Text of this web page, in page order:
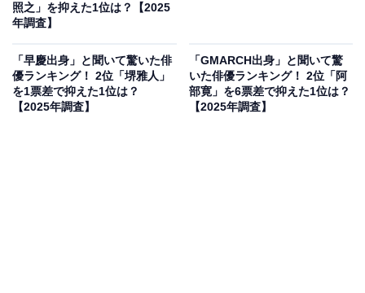
照之」を抑えた1位は？【2025
年調査】
「早慶出身」と聞いて驚いた俳
優ランキング！ 2位「堺雅人」
を1票差で抑えた1位は？
【2025年調査】
「GMARCH出身」と聞いて驚
いた俳優ランキング！ 2位「阿
部寛」を6票差で抑えた1位は？
【2025年調査】